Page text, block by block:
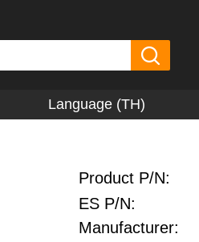
Language (TH)
Product P/N:
ES P/N:
Manufacturer: